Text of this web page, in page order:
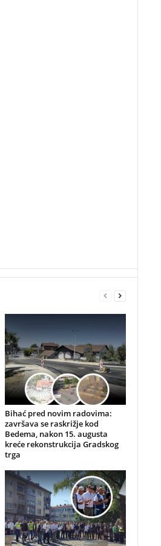
Bihać pred novim radovima:
završava se raskrižje kod
Bedema, nakon 15. augusta
kreće rekonstrukcija Gradskog
trga